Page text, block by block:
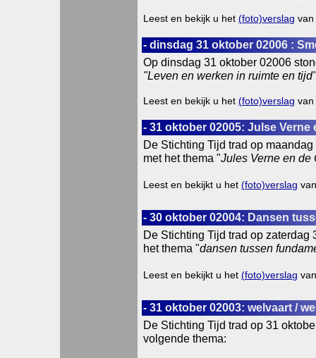
Leest en bekijk u het (foto)verslag van
- dinsdag 31 oktober 02006 :
Op dinsdag 31 oktober 02006
"Leven en werken in ruimte en tijd"
Leest en bekijk u het (foto)verslag van
- 31 oktober 02005: Julse Verne
De Stichting Tijd trad op
met het thema "Jules Verne en de
Leest en bekijkt u het (foto)verslag
- 30 oktober 02004: Dansen
De Stichting Tijd trad op zaterdag
het thema "dansen tussen
Leest en bekijkt u het (foto)verslag
- 31 oktober 02003: welvaart /
De Stichting Tijd trad op 31
volgende thema: